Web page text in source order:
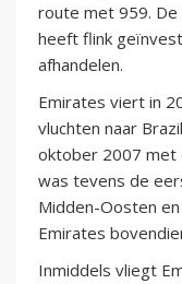
route met 959. De
heeft flink
afhandelen.
Emirates viert in
vluchten naar
oktober 2007 met
was tevens de
Midden-Oosten
Emirates
Inmiddels vliegt